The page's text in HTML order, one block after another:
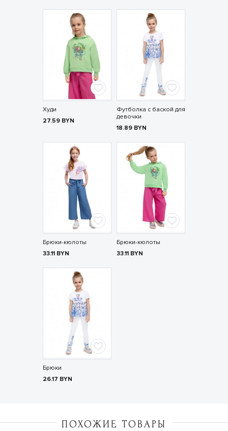
Худи
27.59 BYN
Футболка с баской для
девочки
18.89 BYN
Брюки-кюлоты
33.11 BYN
Брюки-кюлоты
33.11 BYN
Брюки
26.17 BYN
ПОХОЖИЕ ТОВАРЫ